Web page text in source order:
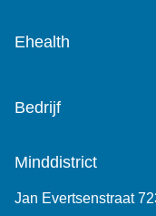
Ehealth
Bedrijf
Minddistrict
Jan Evertsenstraat